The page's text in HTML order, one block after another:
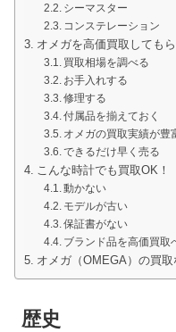
シーマスター
コンステレーション
オメガを高価買取しても
買取相場を調べる
お手入れする
修理する
付属品を揃えておく
オメガの買取実績が豊
できるだけ早く売る
こんな時計でも買取OK！
動かない
モデルが古い
保証書がない
ブランド品を高価買取
オメガ（OMEGA）の買
歴史